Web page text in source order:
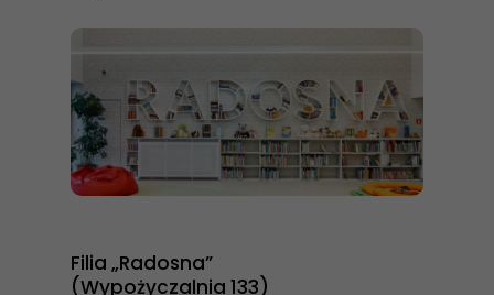
Filia „Radosna”
(Wypożyczalnia 133)
Konieczne
Te pliki cookie
nie są
opcjonalne. Są